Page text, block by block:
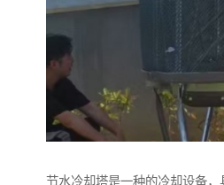
节水冷却塔是一种的冷却设备